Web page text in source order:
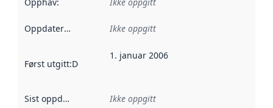
Oppdateringsfrekvens :
Ikke oppgitt
Først utgitt:Denne datoen sier når dataene i dette
1. januar 2006
Sist oppdatert Ikke oppgitt